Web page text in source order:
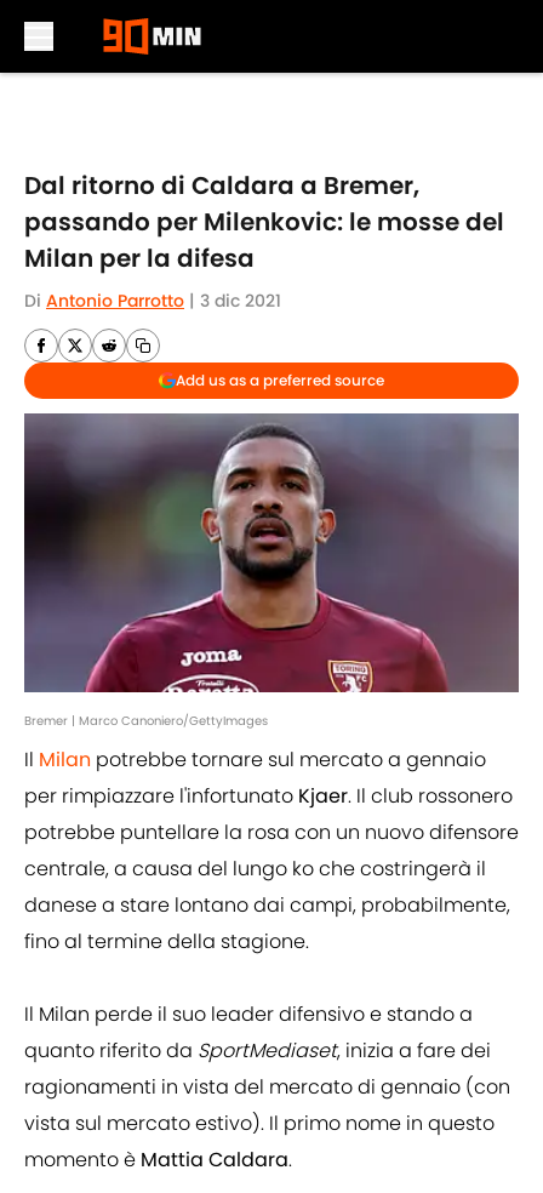
Dal ritorno di Caldara a Bremer,
passando per Milenkovic: le mosse del
Milan per la difesa
Di Antonio Parrotto | 3 dic 2021
Add us as a preferred source
Bremer | Marco Canoniero/GettyImages
Il Milan potrebbe tornare sul mercato a gennaio
per rimpiazzare l'infortunato Kjaer. Il club rossonero
potrebbe puntellare la rosa con un nuovo difensore
centrale, a causa del lungo ko che costringerà il
danese a stare lontano dai campi, probabilmente,
fino al termine della stagione.
Il Milan perde il suo leader difensivo e stando a
quanto riferito da SportMediaset, inizia a fare dei
ragionamenti in vista del mercato di gennaio (con
vista sul mercato estivo). Il primo nome in questo
momento è Mattia Caldara.